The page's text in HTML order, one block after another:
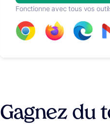
Fonctionne avec tous vos
Gagnez du